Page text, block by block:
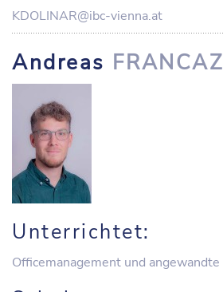
KDOLINAR@ibc-vienna.at
Andreas
Unterrichtet:
Officemanagement und